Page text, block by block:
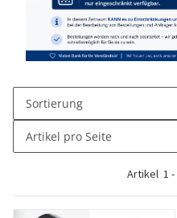
Sortierung
Artikel pro Seite
Artikel 1 -